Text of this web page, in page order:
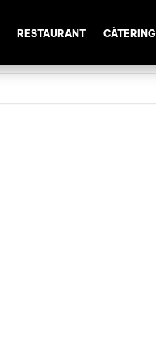
RESTAURANT CÀTERING